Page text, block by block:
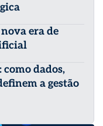
era de
como dados,
a gestão